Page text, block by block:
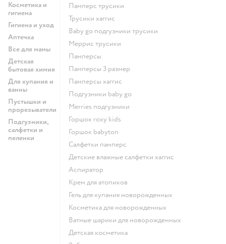
Косметика и
гигиена
Гигиена и уход
Аптечка
Все для мамы
Детская
бытовая химия
Для купания и
ванны
Пустышки и
прорезыватели
Подгузники,
салфетки и
пеленки
памперс трусики
трусики хаггис
baby go подгузники трусики
меррис трусики
памперсы
памперсы 3 размер
памперсы хаггис
подгузники baby go
merries подгузники
горшок roxy kids
горшок babyton
салфетки памперс
детские влажные салфетки хаггис
аспиратор
крем для атопиков
гель для купания новорожденных
косметика для новорожденных
ватные шарики для новорожденных
детская косметика